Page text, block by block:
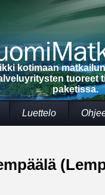
kotimaan
tuoreet
paketissa.
Luettelo